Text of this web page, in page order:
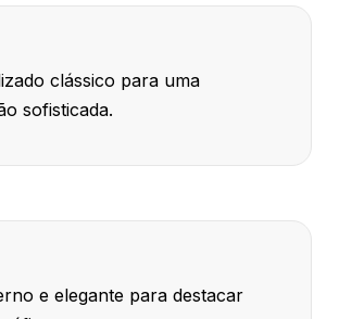
clássico para uma
sofisticada.
e elegante para destacar